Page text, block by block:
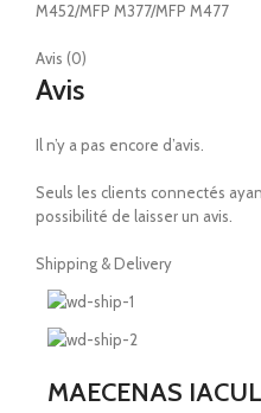
M452/MFP M377/MFP M477
Avis (0)
Avis
Il n’y a pas encore d’avis.
Seuls les clients connectés
possibilité de laisser un avis.
Shipping & Delivery
MAECENAS